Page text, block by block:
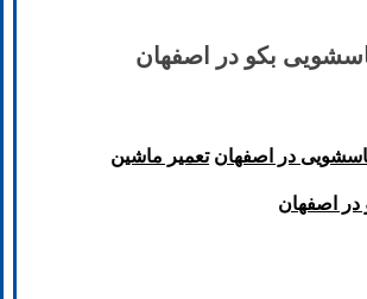
بکو در اصفهان
در اصفهان تعمیر ماشین
در اصفهان